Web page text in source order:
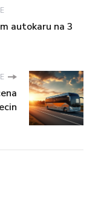
autokaru na 3